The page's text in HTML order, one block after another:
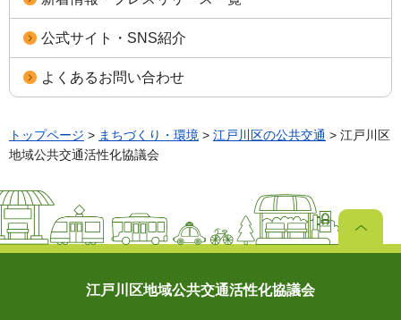
公式サイト・SNS紹介
よくあるお問い合わせ
トップページ > まちづくり・環境 > 江戸川区の公共交通 > 江戸川区
地域公共交通活性化協議会
江戸川区地域公共交通活性化協議会